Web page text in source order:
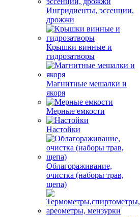
Ингридиенты, эссенции,
дрожжи
Крышки винные и
гидрозатворы
Магнитные мешалки и
якоря
Мерные емкости
Настойки
Облагораживание,
очистка (наборы трав,
щепа)